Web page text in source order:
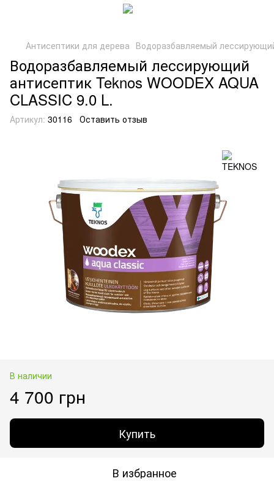
Антисептики для дерева Водоразбавляемый
Водоразбавляемый лессирующий
антисептик Teknos WOODEX AQUA
CLASSIC 9.0 L.
Артикул: 30116 Оставить отзыв
В наличии
4 700 грн
Купить
В избранное